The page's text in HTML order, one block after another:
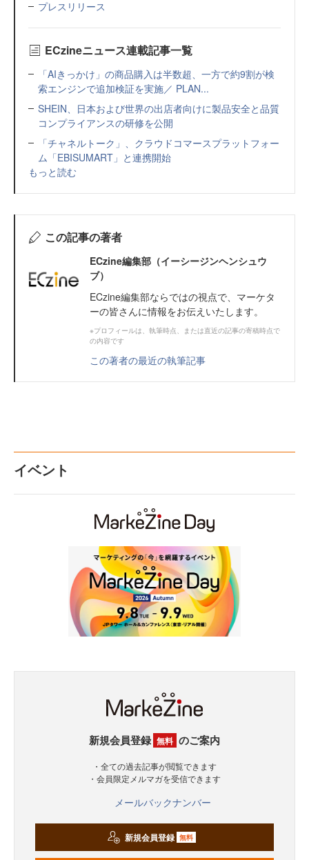
プレスリリース
ECzineニュース連載記事一覧
「AIきっかけ」の商品購入は半数超、一方で約9割が検
索エンジンで追加検証を実施／ PLAN...
SHEIN、日本および世界の出店者向けに製品安全と品質
コンプライアンスの研修を公開
「チャネルトーク」、クラウドコマースプラットフォー
ム「EBISUMART」と連携開始
もっと読む
この記事の著者
ECzine編集部（イーシージンヘンシュウ
ブ）
ECzine編集部ならではの視点で、マーケタ
ーの皆さんに情報をお伝えいたします。
※プロフィールは、執筆時点、または直近の記事の寄稿時点で
の内容です
この著者の最近の執筆記事
イベント
新規会員登録 無料 のご案内
・全ての過去記事が閲覧できます
・会員限定メルマガを受信できます
メールバックナンバー
新規会員登録 無料